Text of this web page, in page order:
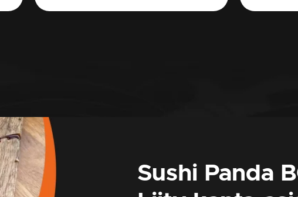
Sushi Panda